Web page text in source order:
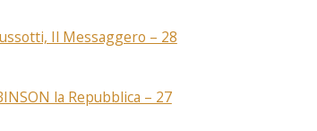
Il Messaggero – 28
la Repubblica – 27